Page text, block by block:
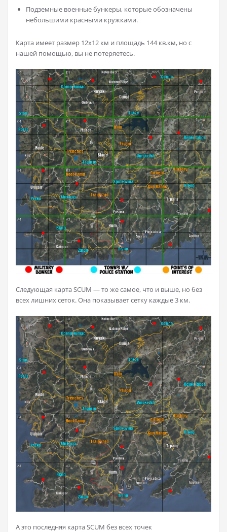
Подземные военные бункеры, которые обозначены
небольшими красными кружками.
Карта имеет размер 12х12 км и площадь 144 кв.км, но с
нашей помощью, вы не потеряетесь.
Следующая карта SCUM — то же самое, что и выше, но без
всех лишних сеток. Она показывает сетку каждые 3 км.
А это последняя карта SCUM без всех точек